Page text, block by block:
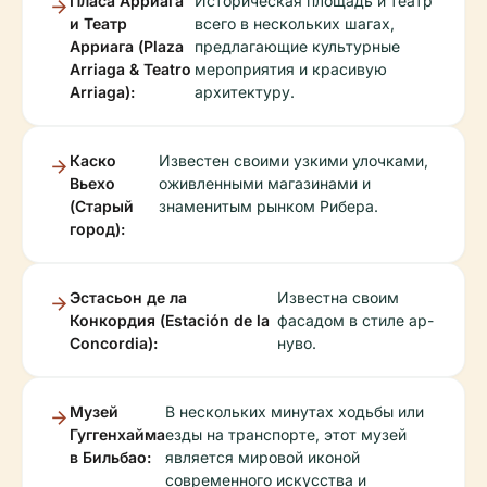
и Театр
Арриага (Plaza
Arriaga & Teatro
Arriaga):
всего в нескольких шагах,
предлагающие культурные
мероприятия и красивую
архитектуру.
Каско
Вьехо
(Старый
город):
Известен своими узкими улочками,
оживленными магазинами и
знаменитым рынком Рибера.
Эстасьон де ла
Конкордия (Estación de la
Concordia):
Известна своим
фасадом в стиле ар-
нуво.
Музей
Гуггенхайма
в Бильбао:
В нескольких минутах ходьбы или
езды на транспорте, этот музей
является мировой иконой
современного искусства и